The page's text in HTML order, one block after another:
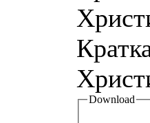
Download